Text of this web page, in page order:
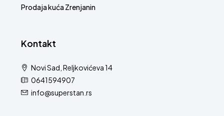
Prodaja kuća Zrenjanin
Kontakt
Novi Sad, Reljkovićeva 14
0641594907
info@superstan.rs